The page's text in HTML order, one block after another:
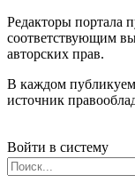
Редакторы портала
соответствующим
авторских прав.
В каждом
источник
Войти в систему